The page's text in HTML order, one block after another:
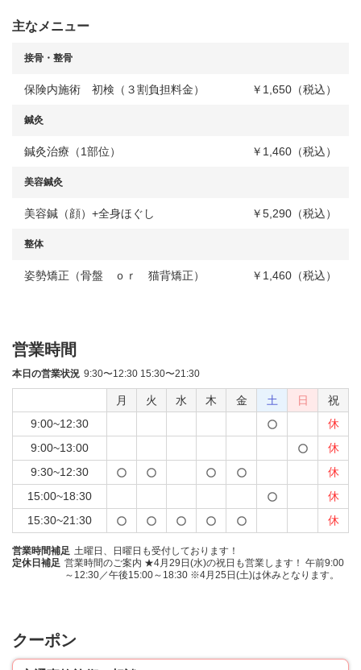
主なメニュー
接骨・整骨
保険内施術 初検（３割負担料金） ￥1,650（税込）
鍼灸
鍼灸治療（1部位） ￥1,460（税込）
美容鍼灸
美容鍼（顔）+全身ほぐし ￥5,290（税込）
整体
姿勢矯正（骨盤 ｏｒ 猫背矯正） ￥1,460（税込）
営業時間
本日の営業状況 9:30〜12:30 15:30〜21:30
月 火 水 木 金 土 日
祝
9:00~12:30
休
9:00~13:00
休
9:30~12:30
休
15:00~18:30
休
15:30~21:30
休
営業時間補足 土曜日、日曜日も受付しております！
定休日補足 営業時間のご案内 ★4月29日(水)の祝日も営業します！ 午前9:00
～12:30／午後15:00～18:30 ※4月25日(土)は休みとなります。
クーポン